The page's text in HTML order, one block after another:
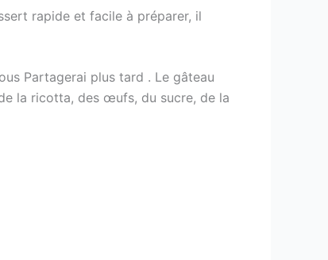
rapide et facile à préparer, il
Partagerai plus tard . Le gâteau
la ricotta, des œufs, du sucre, de la